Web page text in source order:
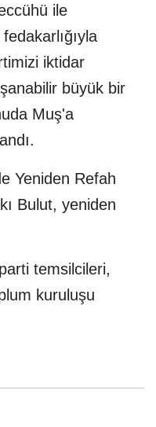
ile
iktidar
büyük bir
Muş'a
Yeniden Refah
Bulut, yeniden
temsilcileri,
kuruluşu